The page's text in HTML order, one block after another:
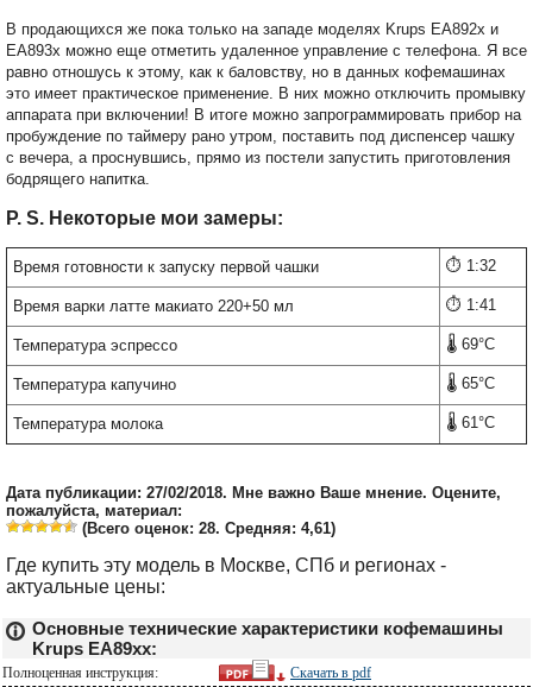
В продающихся же пока только на западе моделях Krups EA892x и
EA893x можно еще отметить удаленное управление с телефона. Я все
равно отношусь к этому, как к баловству, но в данных кофемашинах
это имеет практическое применение. В них можно отключить промывку
аппарата при включении! В итоге можно запрограммировать прибор на
пробуждение по таймеру рано утром, поставить под диспенсер чашку
с вечера, а проснувшись, прямо из постели запустить приготовления
бодрящего напитка.
P. S. Некоторые мои замеры:
Время готовности к запуску первой чашки ⏱️ 1:32
Время варки латте макиато 220+50 мл ⏱️ 1:41
Температура эспрессо 🌡️ 69°C
Температура капучино 🌡️ 65°C
Температура молока 🌡️ 61°C
Дата публикации: 27/02/2018. Мне важно Ваше мнение. Оцените,
пожалуйста, материал:
(Всего оценок: 28. Средняя: 4,61)
Где купить эту модель в Москве, СПб и регионах -
актуальные цены:
Основные технические характеристики кофемашины
Krups EA89xx:
Полноценная инструкция: Скачать в pdf